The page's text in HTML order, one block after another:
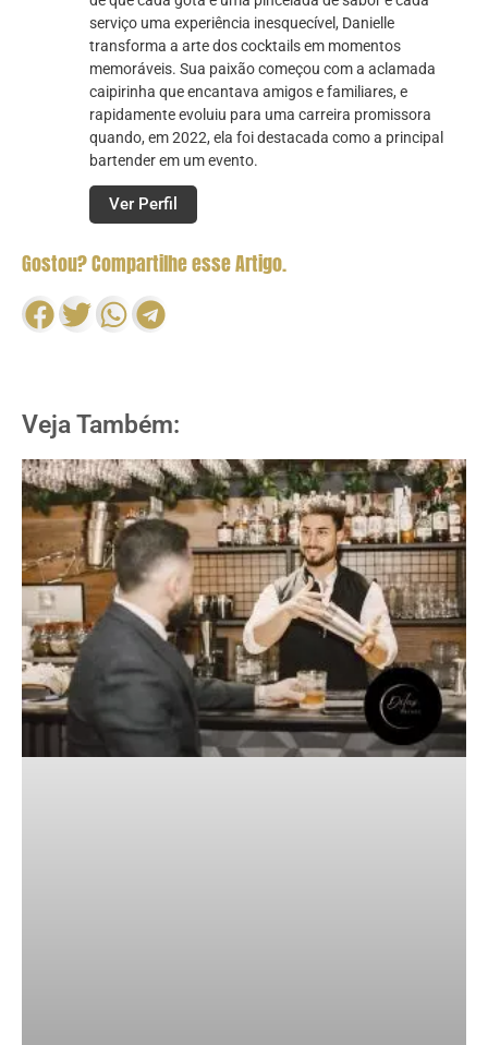
serviço uma experiência inesquecível, Danielle
transforma a arte dos cocktails em momentos
memoráveis. Sua paixão começou com a aclamada
caipirinha que encantava amigos e familiares, e
rapidamente evoluiu para uma carreira promissora
quando, em 2022, ela foi destacada como a principal
bartender em um evento.
Ver Perfil
Gostou? Compartilhe esse Artigo.
Veja Também: